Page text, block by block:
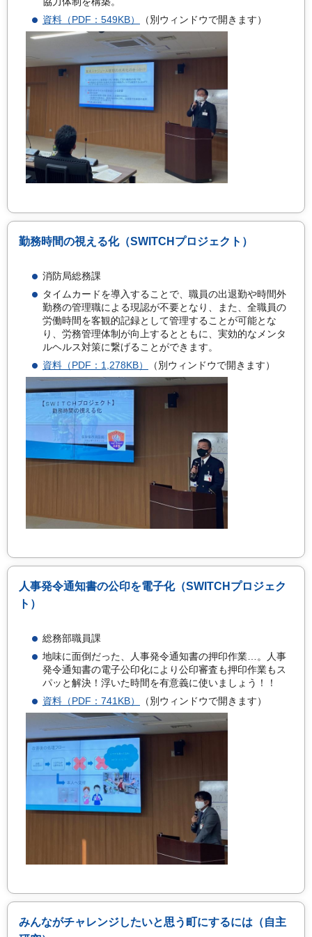
資料（PDF：549KB）
（別ウィンドウで開きます）
勤務時間の視える化（SWITCHプロジェクト）
消防局総務課
タイムカードを導入することで、職員の出退勤や時間外
勤務の管理職による現認が不要となり、また、全職員の
労働時間を客観的記録として管理することが可能とな
り、労務管理体制が向上するとともに、実効的なメンタ
ルヘルス対策に繋げることができます。
資料（PDF：1,278KB）
（別ウィンドウで開きます）
人事発令通知書の公印を電子化（SWITCHプロジェク
ト）
総務部職員課
地味に面倒だった、人事発令通知書の押印作業…。人事
発令通知書の電子公印化により公印審査も押印作業もス
パッと解決！浮いた時間を有意義に使いましょう！！
資料（PDF：741KB）
（別ウィンドウで開きます）
みんながチャレンジしたいと思う町にするには（自主